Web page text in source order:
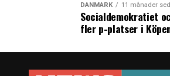
DANMARK 11 månader
Socialdemokratiet
fler p-platser i